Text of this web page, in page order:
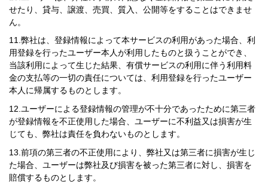
せたり、貸与、譲渡、売買、質入、公開等をすることはできませ
ん。
弊社は、登録情報によって本サービスの利用があった場合、利
用登録を行ったユーザー本人が利用したものと扱うことができ、
当該利用によって生じた結果、有償サービスの利用に伴う利用料
金の支払等の一切の責任については、利用登録を行ったユーザー
本人に帰属するものとします。
ユーザーによる登録情報の管理が不十分であったために第三者
が登録情報を不正使用した場合、ユーザーに不利益又は損害が生
じても、弊社は責任を負わないものとします。
前項の第三者の不正使用により、弊社又は第三者に損害が生じ
た場合、ユーザーは弊社及び損害を被った第三者に対し、損害を
賠償するものとします。